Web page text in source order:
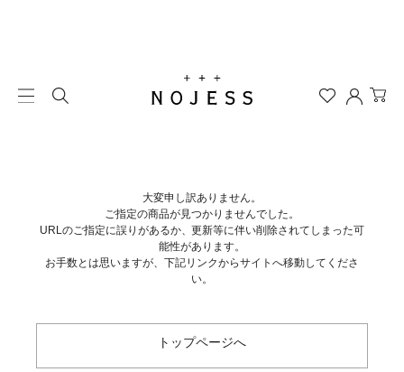
大変申し訳ありません。
ご指定の商品が見つかりませんでした。
URLのご指定に誤りがあるか、更新等に伴い削除されてしまった可
能性があります。
お手数とは思いますが、下記リンクからサイトへ移動してくださ
い。
トップページへ